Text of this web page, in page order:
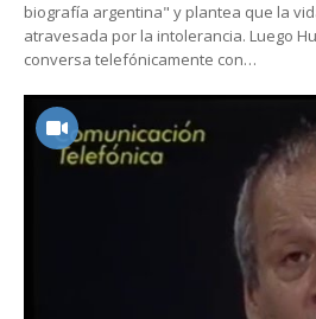
biografía argentina" y plantea que la
atravesada por la intolerancia. Luego
conversa telefónicamente con…